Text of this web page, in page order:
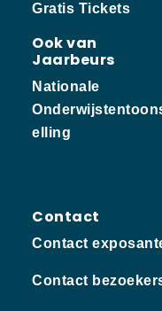
Gratis Tickets
Ook van
Jaarbeurs
Nationale
elling
Contact
Contact
Contact